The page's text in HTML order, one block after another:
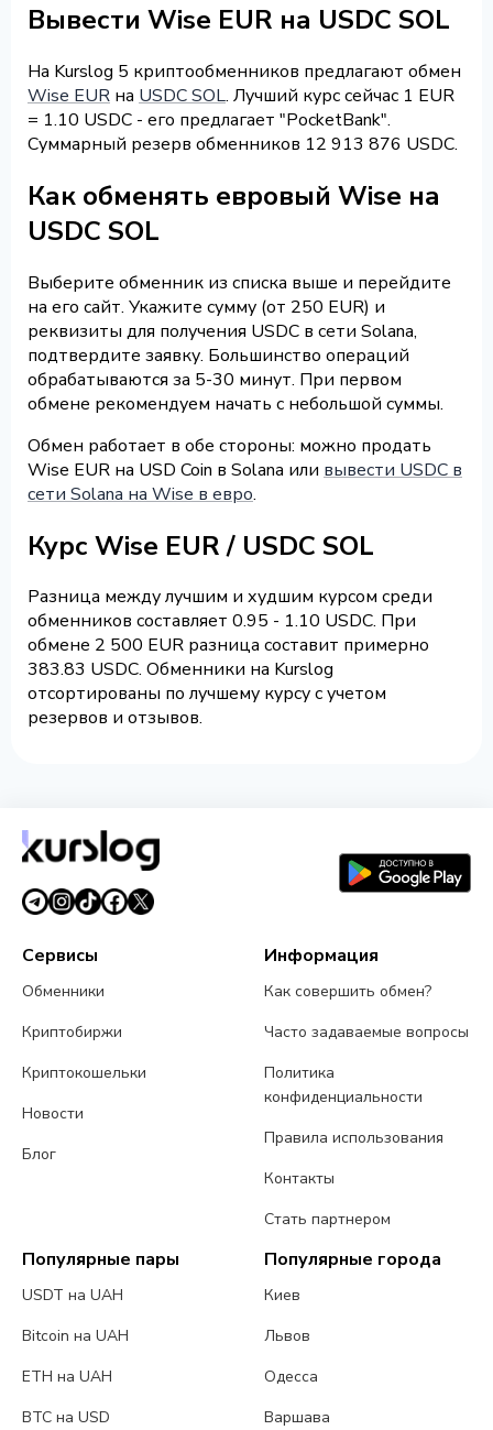
Вывести Wise EUR на USDC SOL
На Kurslog 5 криптообменников предлагают обмен
Wise EUR на USDC SOL. Лучший курс сейчас 1 EUR
= 1.10 USDC - его предлагает "PocketBank".
Суммарный резерв обменников 12 913 876 USDC.
Как обменять евровый Wise на
USDC SOL
Выберите обменник из списка выше и перейдите
на его сайт. Укажите сумму (от 250 EUR) и
реквизиты для получения USDC в сети Solana,
подтвердите заявку. Большинство операций
обрабатываются за 5-30 минут. При первом
обмене рекомендуем начать с небольшой суммы.
Обмен работает в обе стороны: можно продать
Wise EUR на USD Coin в Solana или вывести USDC в
сети Solana на Wise в евро.
Курс Wise EUR / USDC SOL
Разница между лучшим и худшим курсом среди
обменников составляет 0.95 - 1.10 USDC. При
обмене 2 500 EUR разница составит примерно
383.83 USDC. Обменники на Kurslog
отсортированы по лучшему курсу с учетом
резервов и отзывов.
Сервисы
Обменники
Криптобиржи
Криптокошельки
Новости
Блог
Информация
Как совершить обмен?
Часто задаваемые вопросы
Политика
конфиденциальности
Правила использования
Контакты
Стать партнером
Популярные пары
USDT на UAH
Bitcoin на UAH
ETH на UAH
BTC на USD
Популярные города
Киев
Львов
Одесса
Варшава